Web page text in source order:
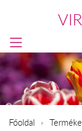
Főoldal